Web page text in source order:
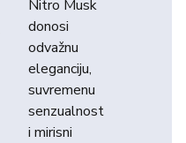
Nitro Musk
donosi
odvažnu
eleganciju,
suvremenu
senzualnost
i mirisni